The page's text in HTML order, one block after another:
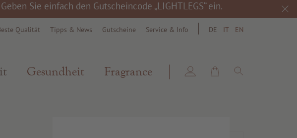
Sie einfach den Gutscheincode „LIGHTLEGS“ ein.
Qualität Tipps & News Gutscheine Service & Info DE IT EN
Gesundheit Fragrance search